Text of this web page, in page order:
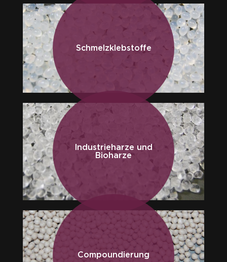
Schmelzklebstoffe
Industrieharze und
Bioharze
Compoundierung